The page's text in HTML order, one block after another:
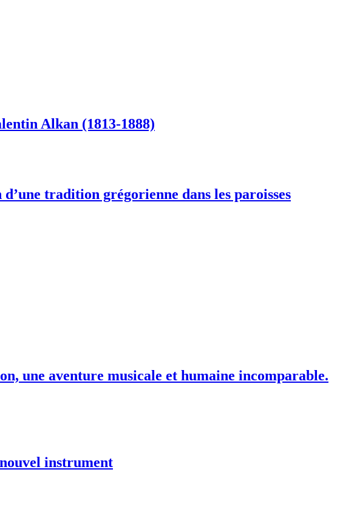
Alkan (1813-1888)
tradition grégorienne dans les paroisses
une aventure musicale et humaine incomparable.
instrument